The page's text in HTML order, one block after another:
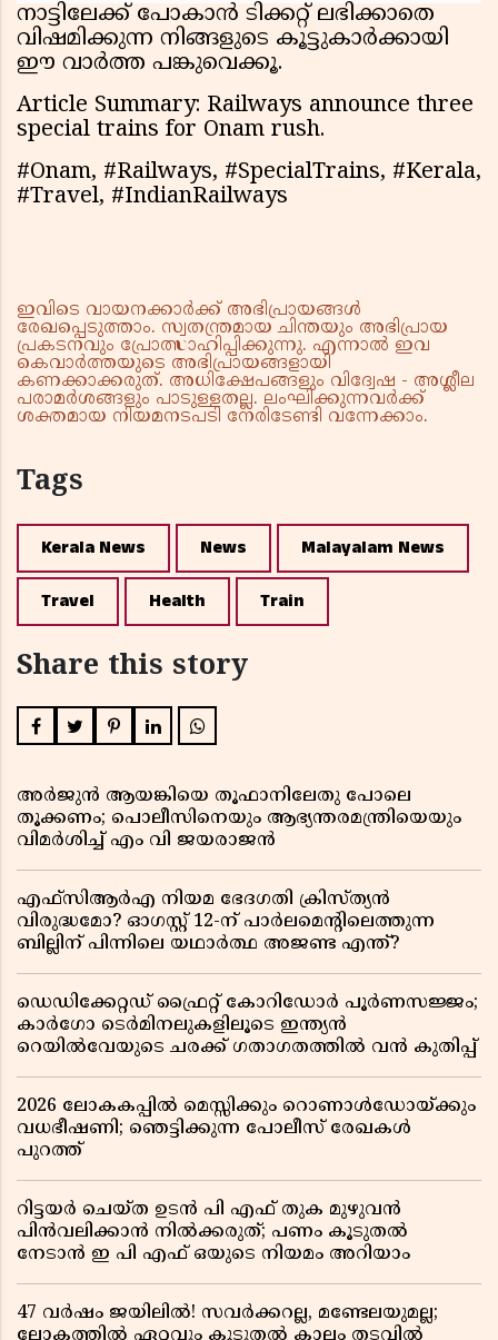
നാട്ടിലേക്ക് പോകാൻ ടിക്കറ്റ് ലഭിക്കാതെ
വിഷമിക്കുന്ന നിങ്ങളുടെ കൂട്ടുകാർക്കായി
ഈ വാർത്ത പങ്കുവെക്കൂ.
Article Summary: Railways announce three
special trains for Onam rush.
#Onam, #Railways, #SpecialTrains, #Kerala,
#Travel, #IndianRailways
ഇവിടെ വായനക്കാർക്ക് അഭിപ്രായങ്ങൾ
രേഖപ്പെടുത്താം. സ്വതന്ത്രമായ ചിന്തയും അഭിപ്രായ
പ്രകടനവും പ്രോത്സാഹിപ്പിക്കുന്നു. എന്നാൽ ഇവ
കെവാർത്തയുടെ അഭിപ്രായങ്ങളായി
കണക്കാക്കരുത്. അധിക്ഷേപങ്ങളും വിദ്വേഷ - അശ്ലീല
പരാമർശങ്ങളും പാടുള്ളതല്ല. ലംഘിക്കുന്നവർക്ക്
ശക്തമായ നിയമനടപടി നേരിടേണ്ടി വന്നേക്കാം.
Tags
Kerala News News Malayalam News
Travel Health Train
Share this story
അർജുൻ ആയങ്കിയെ തൂഫാനിലേതു പോലെ
തൂക്കണം; പൊലീസിനെയും ആഭ്യന്തരമന്ത്രിയെയും
വിമർശിച്ച് എം വി ജയരാജൻ
എഫ്സിആർഎ നിയമ ഭേദഗതി ക്രിസ്ത്യൻ
വിരുദ്ധമോ? ഓഗസ്റ്റ് 12-ന് പാർലമെന്റിലെത്തുന്ന
ബില്ലിന് പിന്നിലെ യഥാർത്ഥ അജണ്ട എന്ത്?
ഡെഡിക്കേറ്റഡ് ഫ്രൈറ്റ് കോറിഡോർ പൂർണസജ്ജം;
കാർഗോ ടെർമിനലുകളിലൂടെ ഇന്ത്യൻ
റെയിൽവേയുടെ ചരക്ക് ഗതാഗതത്തിൽ വൻ കുതിപ്പ്
2026 ലോകകപ്പിൽ മെസ്സിക്കും റൊണാൾഡോയ്ക്കും
വധഭീഷണി; ഞെട്ടിക്കുന്ന പോലീസ് രേഖകൾ
പുറത്ത്
റിട്ടയർ ചെയ്ത ഉടൻ പി എഫ് തുക മുഴുവൻ
പിൻവലിക്കാൻ നിൽക്കരുത്; പണം കൂടുതൽ
നേടാൻ ഇ പി എഫ് ഒയുടെ നിയമം അറിയാം
47 വർഷം ജയിലിൽ! സവർക്കറല്ല, മണ്ടേലയുമല്ല;